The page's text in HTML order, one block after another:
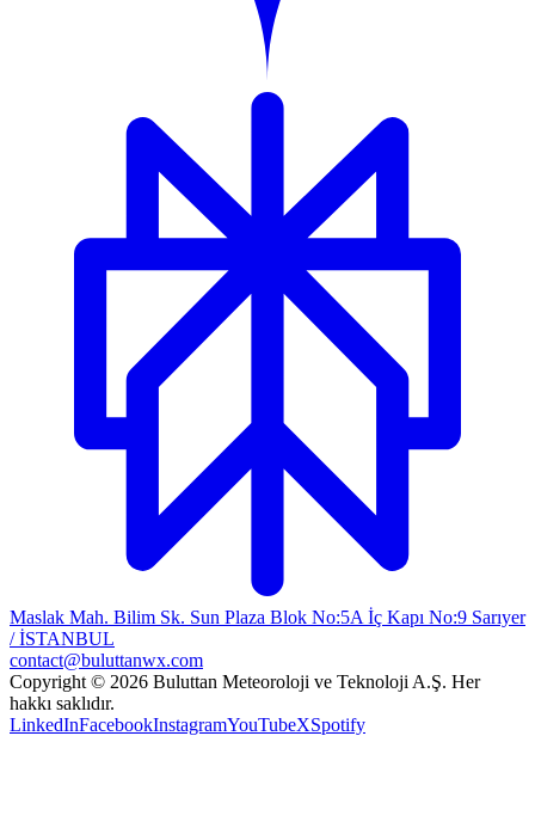
Maslak Mah. Bilim Sk. Sun Plaza Blok No:5A İç Kapı No:9 Sarıyer
/ İSTANBUL
contact@buluttanwx.com
Copyright © 2026 Buluttan Meteoroloji ve Teknoloji A.Ş. Her
hakkı saklıdır.
LinkedInFacebookInstagramYouTubeXSpotify